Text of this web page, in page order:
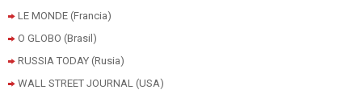
LE MONDE (Francia)
O GLOBO (Brasil)
RUSSIA TODAY (Rusia)
WALL STREET JOURNAL (USA)